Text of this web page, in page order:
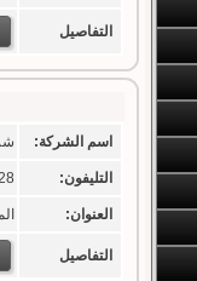
التفاصيل
اسم الشركة:
التليفون:
العنوان:
التفاصيل